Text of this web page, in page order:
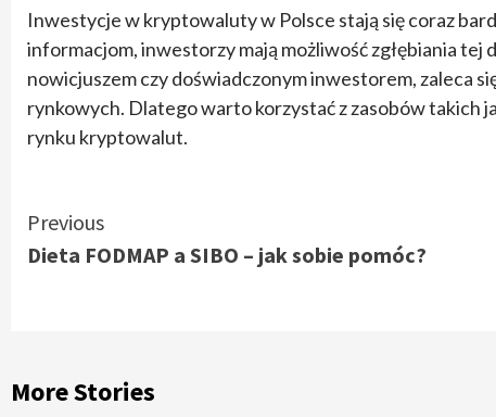
Inwestycje w kryptowaluty w Polsce stają się coraz
informacjom, inwestorzy mają możliwość zgłębiania tej
nowicjuszem czy doświadczonym inwestorem, zaleca
rynkowych. Dlatego warto korzystać z zasobów takich
rynku kryptowalut.
Continue
Reading
Previous
Dieta FODMAP a SIBO – jak sobie pomóc?
More Stories